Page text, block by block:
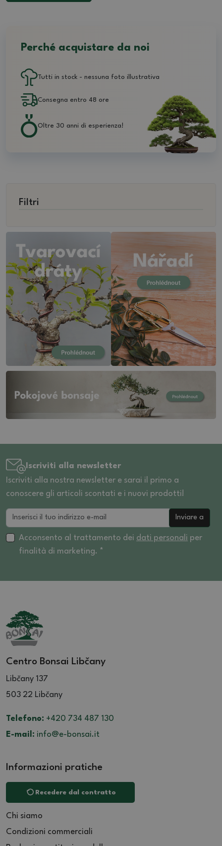
Filtri
Perché acquistare da noi
Tutti in stock - nessuna foto illustrativa
Consegna entro 48 ore
Oltre 30 anni di esperienza!
Iscriviti alla newsletter
Iscriviti alla nostra newsletter e sarai il primo a
conoscere gli articoli scontati e i nuovi prodotti!
Inviare a
Acconsento al trattamento dei dati personali per
finalità di marketing. *
Centro Bonsai Libčany
Libčany 137
503 22 Libčany
Telefono: +420 734 487 130
E-mail: info@e-bonsai.it
Informazioni pratiche
Recedere dal contratto
Chi siamo
Condizioni commerciali